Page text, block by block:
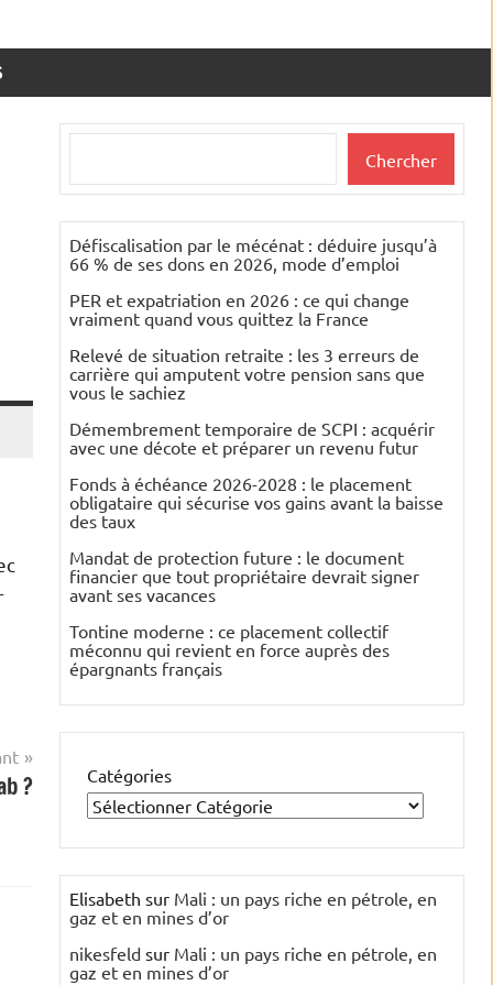
?
Chercher
Défiscalisation par le mécénat : déduire jusqu’à
66 % de ses dons en 2026, mode d’emploi
PER et expatriation en 2026 : ce qui change
vraiment quand vous quittez la France
Relevé de situation retraite : les 3 erreurs de
carrière qui amputent votre pension sans que
vous le sachiez
Démembrement temporaire de SCPI : acquérir
avec une décote et préparer un revenu futur
Fonds à échéance 2026-2028 : le placement
obligataire qui sécurise vos gains avant la baisse
des taux
Mandat de protection future : le document
financier que tout propriétaire devrait signer
avant ses vacances
Tontine moderne : ce placement collectif
méconnu qui revient en force auprès des
épargnants français
Catégories
Elisabeth sur Mali : un pays riche en pétrole, en
gaz et en mines d’or
nikesfeld sur Mali : un pays riche en pétrole, en
gaz et en mines d’or